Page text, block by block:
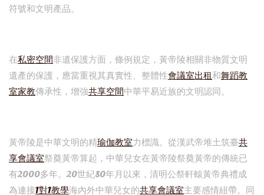
符號和文明產品。
在私密空間非遺保護方面，條例規定，黃帝陵相關非物質文明
遺產的保護，應當重視其真實性、整體性會議室出租和舞蹈教
室家教傳承性，增強共享空間中華平易近族的文明認同。
黃帝陵是中華文明的精瑜伽教室力標識。從漢武帝堆土筑臺共
享會議室祭奠黃帝算起，中華兒女在黃帝陵祭奠黃帝的傳統已
有2000多年。20世紀80年月以來，清明公祭軒轅黃帝典禮成
為連接1對1教學海內外中華兒女的共享會議室主要感情紐帶。同